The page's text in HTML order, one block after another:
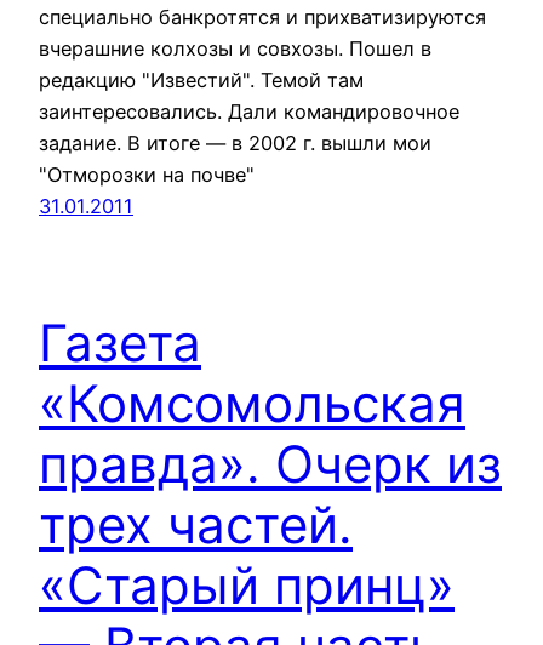
специально банкротятся и прихватизируются
вчерашние колхозы и совхозы. Пошел в
редакцию "Известий". Темой там
заинтересовались. Дали командировочное
задание. В итоге — в 2002 г. вышли мои
"Отморозки на почве"
31.01.2011
Газета
«Комсомольская
правда». Очерк из
трех частей.
«Старый принц»